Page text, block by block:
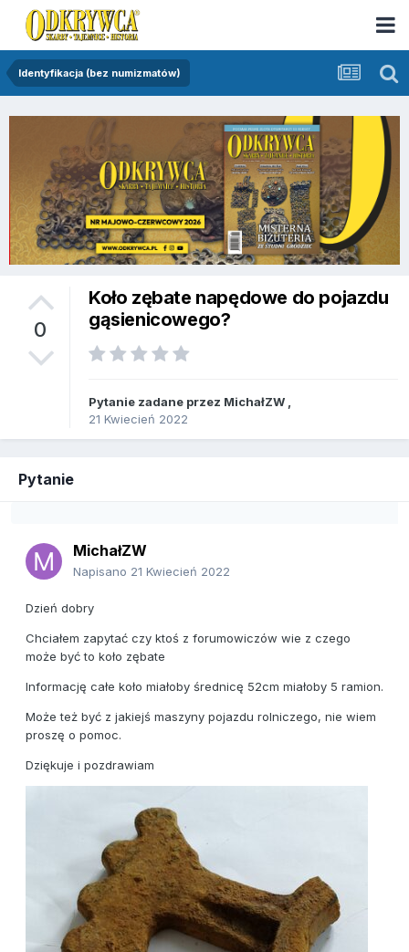
Identyfikacja (bez numizmatów)
0
Koło zębate napędowe do pojazdu
gąsienicowego?
Pytanie zadane przez MichałZW
21 Kwiecień 2022
Pytanie
MichałZW
Napisano 21 Kwiecień 2022
Dzień dobry
Chciałem zapytać czy ktoś z forumowiczów wie z czego
może być to koło zębate
Informację całe koło miałoby średnicę 52cm miałoby 5 ramion.
Może też być z jakiejś maszyny pojazdu rolniczego, nie wiem
proszę o pomoc.
Dziękuje i pozdrawiam